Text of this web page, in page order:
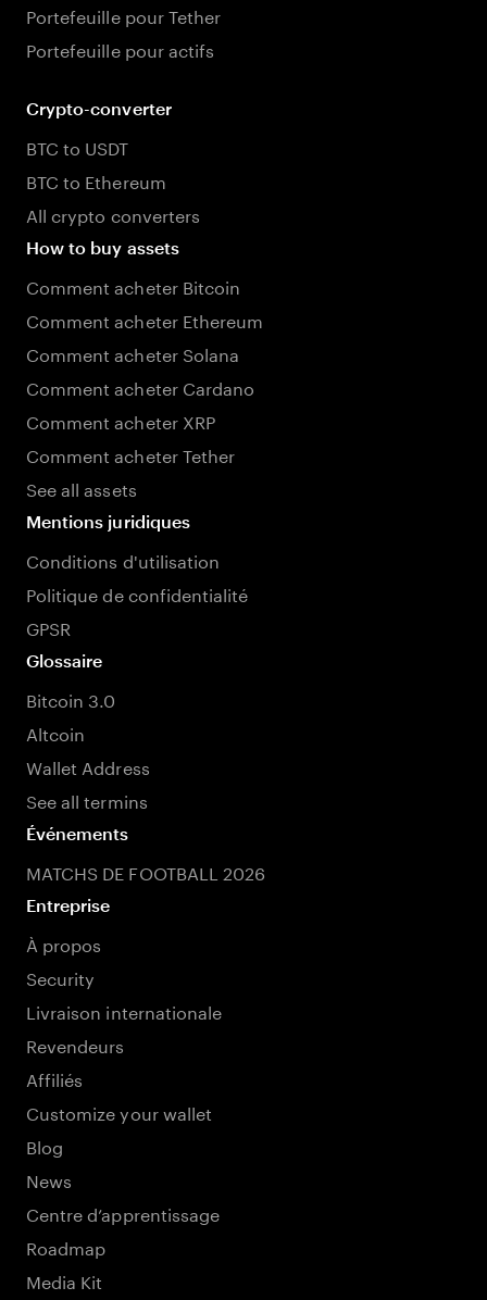
Portefeuille pour Tether
Portefeuille pour actifs
Crypto-converter
BTC to USDT
BTC to Ethereum
All crypto converters
How to buy assets
Comment acheter Bitcoin
Comment acheter Ethereum
Comment acheter Solana
Comment acheter Cardano
Comment acheter XRP
Comment acheter Tether
See all assets
Mentions juridiques
Conditions d'utilisation
Politique de confidentialité
GPSR
Glossaire
Bitcoin 3.0
Altcoin
Wallet Address
See all termins
Événements
MATCHS DE FOOTBALL 2026
Entreprise
À propos
Security
Livraison internationale
Revendeurs
Affiliés
Customize your wallet
Blog
News
Centre d’apprentissage
Roadmap
Media Kit